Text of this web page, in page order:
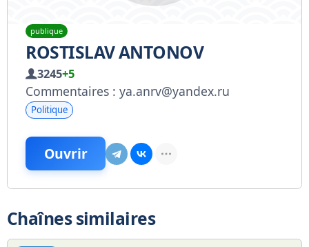
publique
ROSTISLAV ANTONOV
3245+5
Commentaires : ya.anrv@yandex.ru
Politique
Ouvrir
Chaînes similaires